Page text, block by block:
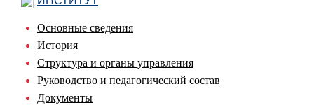
Основные сведения
История
Структура и органы управления
Руководство и педагогический состав
Документы